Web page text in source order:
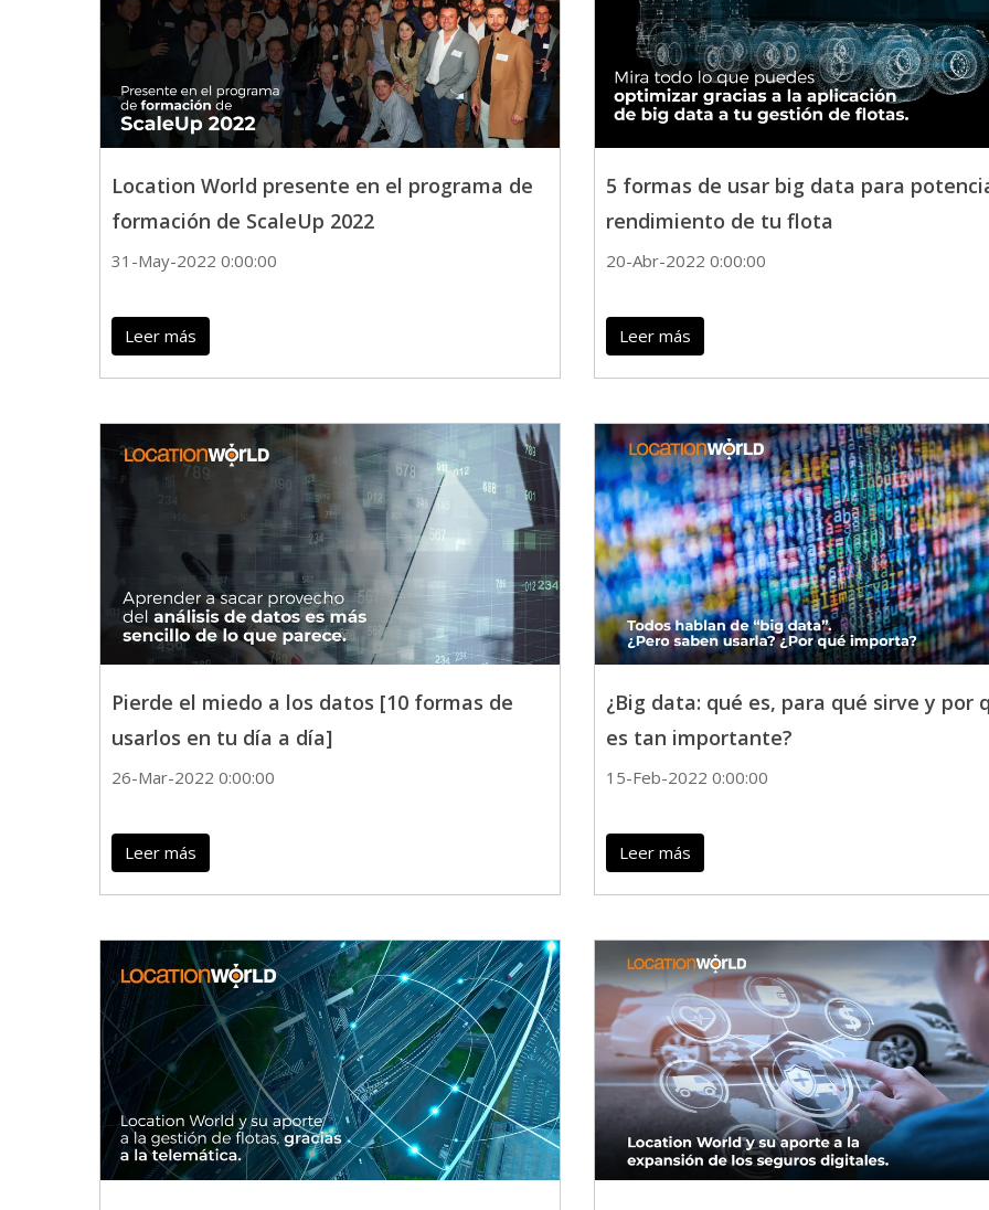
Location World presente en el programa de
formación de ScaleUp 2022
31-May-2022 0:00:00
Leer más
5 formas de usar big data para
rendimiento de tu flota
20-Abr-2022 0:00:00
Leer más
Pierde el miedo a los datos [10 formas de
usarlos en tu día a día]
26-Mar-2022 0:00:00
Leer más
¿Big data: qué es, para qué sirve y por
es tan importante?
15-Feb-2022 0:00:00
Leer más